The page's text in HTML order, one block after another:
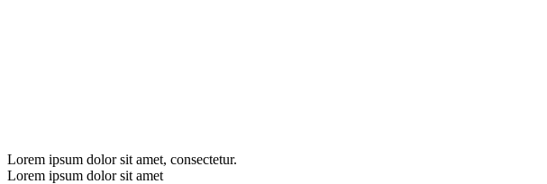
Lorem ipsum dolor sit amet, consectetur.
Lorem ipsum dolor sit amet